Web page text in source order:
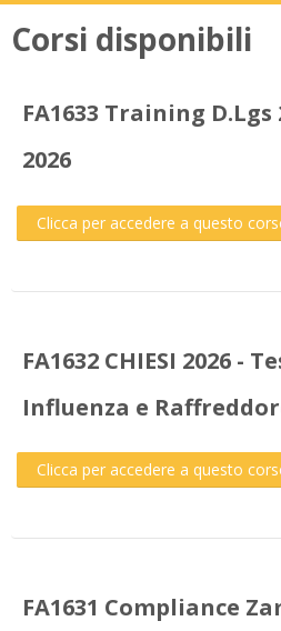
Corsi disponibili
FA1633 Training D.Lgs
2026
Clicca per accedere a questo
FA1632 CHIESI 2026 -
Influenza e
Clicca per accedere a questo
FA1631 Compliance